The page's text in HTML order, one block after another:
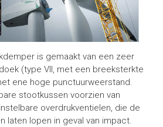
is gemaakt van een zeer
(type VII, met een breeksterkte
ene hoge punctuurweerstand.
stootkussen voorzien van
overdrukventielen, die de
laten lopen in geval van impact.